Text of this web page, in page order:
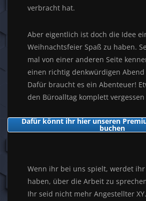
verbracht hat.
Aber eigentlich ist doch die Idee
Weihnachtsfeier Spaß zu haben.
mal von einer anderen Seite
einen richtig denkwürdigen
Dafür braucht es ein Abenteuer!
den Büroalltag komplett vergessen
Dafür könnt ihr hier unseren
buchen
Wenn ihr bei uns spielt, werdet
haben, über die Arbeit zu
Ihr seid nicht mehr Angestellter